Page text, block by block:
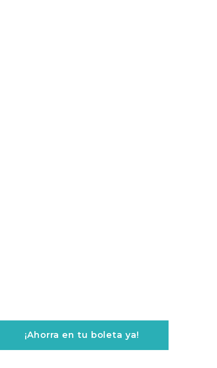
¡Ahorra en tu boleta ya!